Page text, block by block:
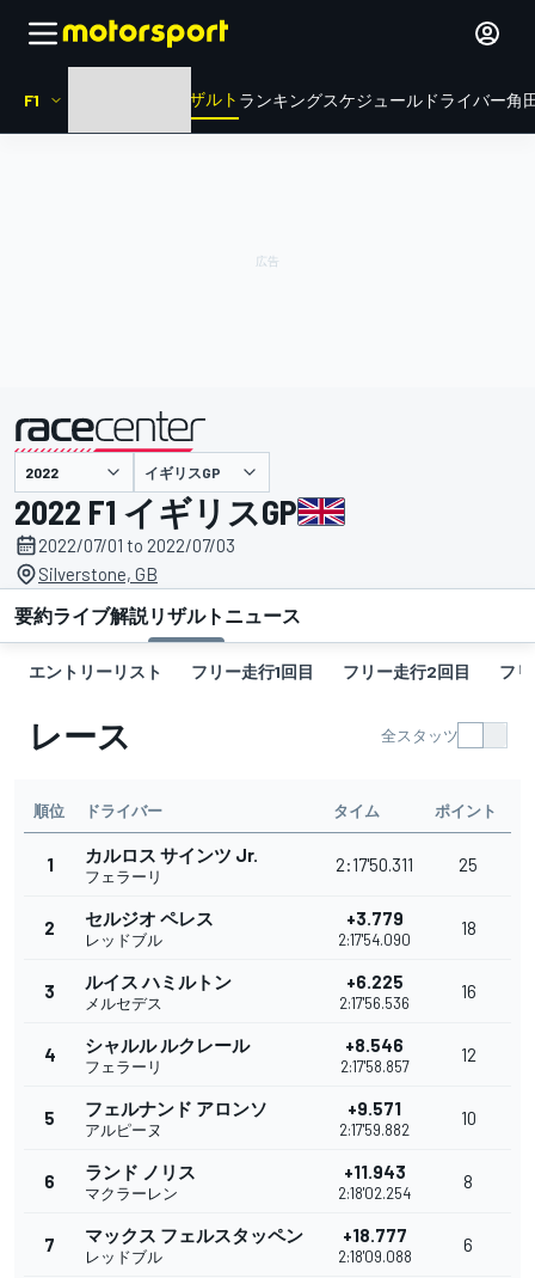
F1 リザルト ランキングスケジュール ドライバー角
主催 イギリスGP
2022 F1 イギリスGP
2022/07/01 to 2022/07/03
Silverstone, GB
要約ライブ解説リザルト ニュース
エントリーリスト フリー走行1回目 フリー走行2回目 フ
レース 全スタッツ
順位 ドライバー タイム ポイント
1 カルロス サインツ Jr.
フェラーリ
2:17'50.311 25
2 セルジオ ペレス
レッドブル
+3.779
2:17'54.090
18
3 ルイス ハミルトン
メルセデス
+6.225
2:17'56.536
16
4 シャルル ルクレール
フェラーリ
+8.546
2:17'58.857
12
5 フェルナンド アロンソ
アルピーヌ
+9.571
2:17'59.882
10
6 ランド ノリス
マクラーレン
+11.943
2:18'02.254
8
7 マックス フェルスタッペン
レッドブル
+18.777
2:18'09.088
6